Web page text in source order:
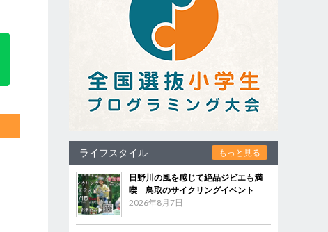
ライフスタイル もっと見る
日野川の風を感じて絶品ジビエも満
喫 鳥取のサイクリングイベント
2026年8月7日